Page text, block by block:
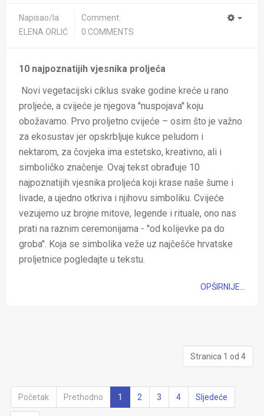
Napisao/la
ELENA ORLIĆ
Comment:
0 COMMENTS
10 najpoznatijih vjesnika proljeća
Novi vegetacijski ciklus svake godine kreće u rano
proljeće, a cvijeće je njegova ''nuspojava'' koju
obožavamo. Prvo proljetno cvijeće – osim što je važno
za ekosustav jer opskrbljuje kukce peludom i
nektarom, za čovjeka ima estetsko, kreativno, ali i
simboličko značenje. Ovaj tekst obrađuje 10
najpoznatijih vjesnika proljeća koji krase naše šume i
livade, a ujedno otkriva i njihovu simboliku. Cvijeće
vezujemo uz brojne mitove, legende i rituale, ono nas
prati na raznim ceremonijama - ''od kolijevke pa do
groba''. Koja se simbolika veže uz najčešće hrvatske
proljetnice pogledajte u tekstu.
OPŠIRNIJE...
Stranica 1 od 4
Početak Prethodno 1 2 3 4 Sljedeće